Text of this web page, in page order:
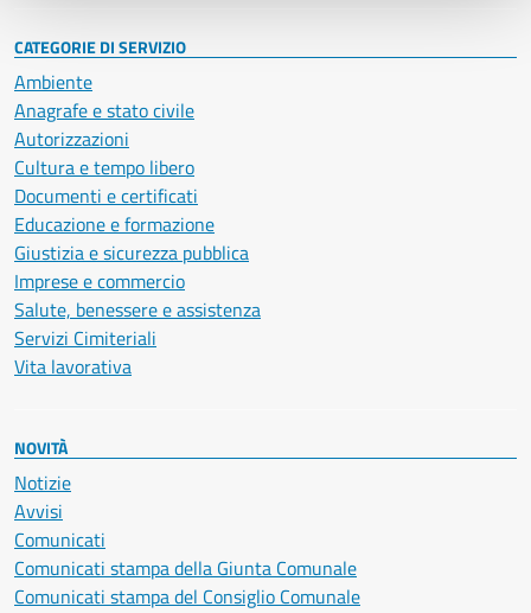
CATEGORIE DI SERVIZIO
Ambiente
Anagrafe e stato civile
Autorizzazioni
Cultura e tempo libero
Documenti e certificati
Educazione e formazione
Giustizia e sicurezza pubblica
Imprese e commercio
Salute, benessere e assistenza
Servizi Cimiteriali
Vita lavorativa
NOVITÀ
Notizie
Avvisi
Comunicati
Comunicati stampa della Giunta Comunale
Comunicati stampa del Consiglio Comunale